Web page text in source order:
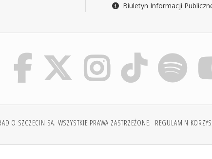
Biuletyn Informacji
SZCZECIN SA. WSZYSTKIE PRAWA ZASTRZEŻONE. REGULAMIN